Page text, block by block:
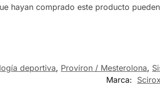
hayan comprado este producto
deportiva, Proviron / Mesterolona,
Marca: